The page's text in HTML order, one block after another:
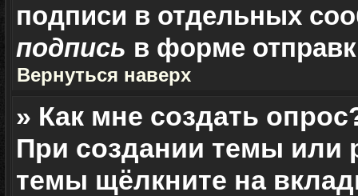
подписи в отдельных
подпись в форме
Вернуться наверх
» Как мне создать
При создании темы или
темы щёлкните на